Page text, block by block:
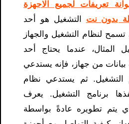
تعريفات لجميع الاجهزة
بدون نت التشغيل هو أحد
تسمح لنظام التشغيل والجهاز
المثال، عندما يحتاج أحد
بيانات من جهاز، فإنه يستدعي
التشغيل. ثم يستدعي نظام
برنامج التشغيل. يعرف
يتم تطويره عادةً بواسطة